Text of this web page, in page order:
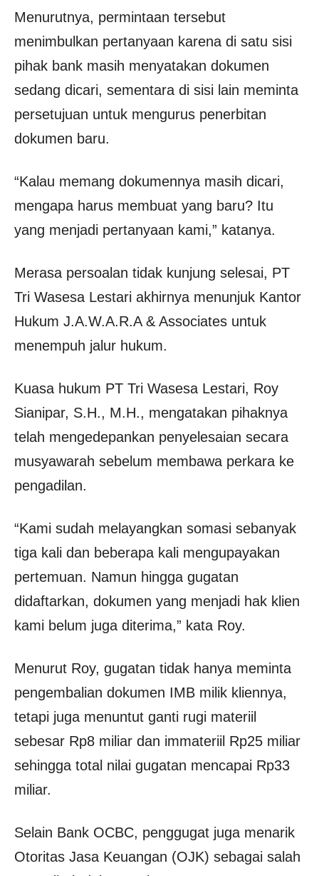
Menurutnya, permintaan tersebut
menimbulkan pertanyaan karena di satu sisi
pihak bank masih menyatakan dokumen
sedang dicari, sementara di sisi lain meminta
persetujuan untuk mengurus penerbitan
dokumen baru.
“Kalau memang dokumennya masih dicari,
mengapa harus membuat yang baru? Itu
yang menjadi pertanyaan kami,” katanya.
Merasa persoalan tidak kunjung selesai, PT
Tri Wasesa Lestari akhirnya menunjuk Kantor
Hukum J.A.W.A.R.A & Associates untuk
menempuh jalur hukum.
Kuasa hukum PT Tri Wasesa Lestari, Roy
Sianipar, S.H., M.H., mengatakan pihaknya
telah mengedepankan penyelesaian secara
musyawarah sebelum membawa perkara ke
pengadilan.
“Kami sudah melayangkan somasi sebanyak
tiga kali dan beberapa kali mengupayakan
pertemuan. Namun hingga gugatan
didaftarkan, dokumen yang menjadi hak klien
kami belum juga diterima,” kata Roy.
Menurut Roy, gugatan tidak hanya meminta
pengembalian dokumen IMB milik kliennya,
tetapi juga menuntut ganti rugi materiil
sebesar Rp8 miliar dan immateriil Rp25 miliar
sehingga total nilai gugatan mencapai Rp33
miliar.
Selain Bank OCBC, penggugat juga menarik
Otoritas Jasa Keuangan (OJK) sebagai salah